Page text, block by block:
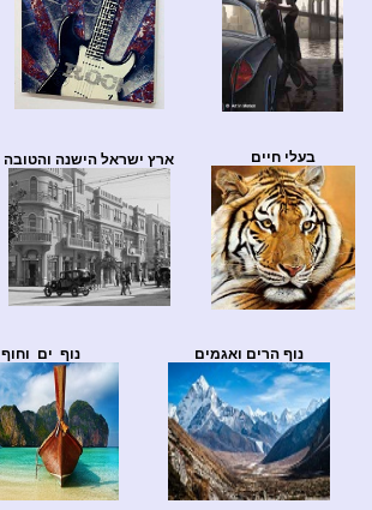
בעלי חיים ארץ ישראל הישנה והטובה
נוף הרים ואגמים נוף ים וחוף